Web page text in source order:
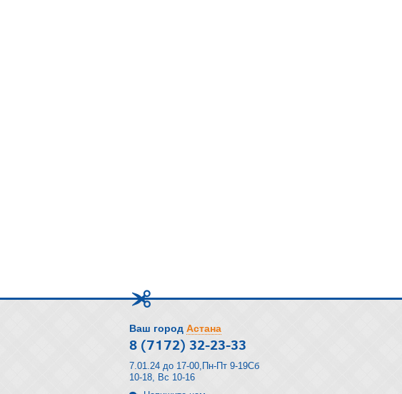
Ваш город Астана
8 (7172) 32-23-33
7.01.24 до 17-00,Пн-Пт 9-19Сб
10-18, Вс 10-16